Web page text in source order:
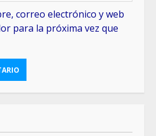
correo electrónico y web
para la próxima vez que